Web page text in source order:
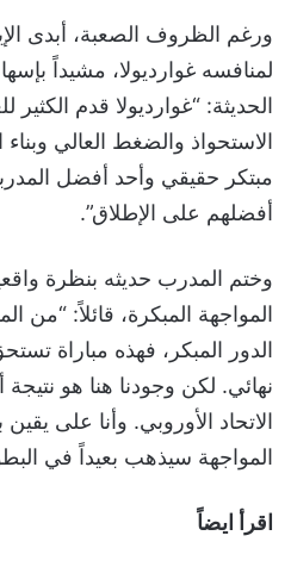
ورغم الظروف الصعبة، أبدى
لمنافسه غوارديولا، مشيداً
الحديثة: “غوارديولا قدم
الاستحواذ والضغط العالي
مبتكر حقيقي وأحد أفضل
أفضلهم على الإطلاق”.
وختم المدرب حديثه بنظرة
المواجهة المبكرة، قائلاً: “من
الدور المبكر، فهذه مباراة
نهائي. لكن وجودنا هنا هو
الاتحاد الأوروبي. وأنا على
المواجهة سيذهب بعيداً في
اقرأ ايضاً